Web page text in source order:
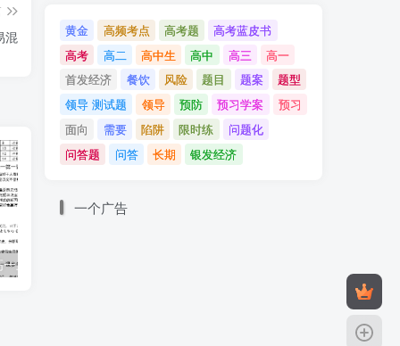
混
黄金 高频考点 高考题
高考蓝皮书
高考
高二 高中生 高中 高三
高一
首发经济
餐饮 风险 题目 题案
题型
领导 测试题
领导 预防 预习学案
预习
面向
需要 陷阱 限时练
问题化
问答题
问答 长期 银发经济
一个广告